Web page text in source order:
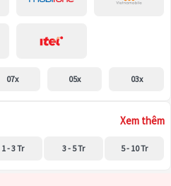
07x 05x 03x
Xem thêm
1 - 3 Tr 3 - 5 Tr 5 - 10 Tr